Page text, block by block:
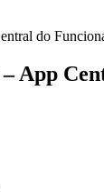
App